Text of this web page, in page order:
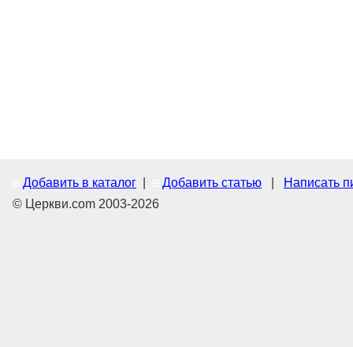
Добавить в каталог Добавить статью
Написать
© Церкви.com 2003-2026